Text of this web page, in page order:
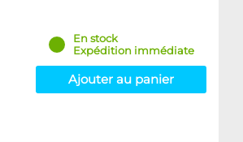
En stock
Expédition immédiate
Ajouter au panier